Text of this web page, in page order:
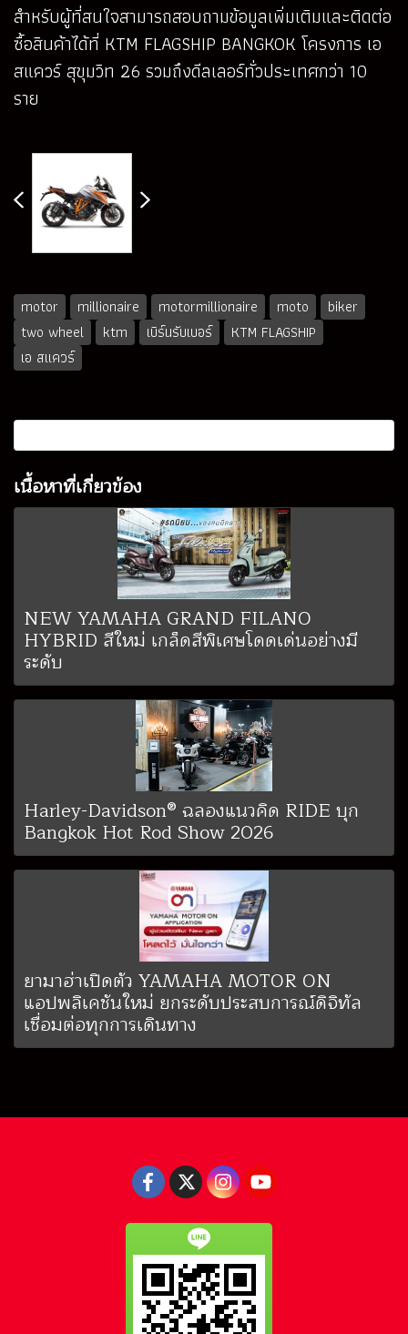
สำหรับผู้ที่สนใจสามารถสอบถามข้อมูลเพิ่มเติมและติดต่อ
ซื้อสินค้าได้ที่ KTM FLAGSHIP BANGKOK โครงการ เอ
สแควร์ สุขุมวิท 26 รวมถึงดีลเลอร์ทั่วประเทศกว่า 10
ราย
motor millionaire motormillionaire moto
biker
two wheel
ktm เบิร์นรับเบอร์
KTM FLAGSHIP
เอ สแควร์
เนื้อหาที่เกี่ยวข้อง
NEW YAMAHA GRAND FILANO
HYBRID สีใหม่ เกล็ดสีพิเศษโดดเด่นอย่างมี
ระดับ
Harley-Davidson® ฉลองแนวคิด RIDE บุก
Bangkok Hot Rod Show 2026
ยามาฮ่าเปิดตัว YAMAHA MOTOR ON
แอปพลิเคชันใหม่ ยกระดับประสบการณ์ดิจิทัล
เชื่อมต่อทุกการเดินทาง